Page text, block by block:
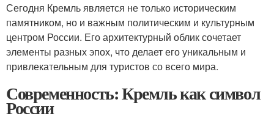
Сегодня Кремль является не только историческим
памятником, но и важным политическим и культурным
центром России. Его архитектурный облик сочетает
элементы разных эпох, что делает его уникальным и
привлекательным для туристов со всего мира.
Современность: Кремль как символ
России